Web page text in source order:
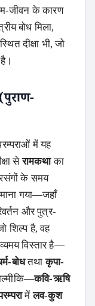
जीवन के कारण
बोध मिला,
दीक्षा भी, जो
में यह
सेरामकथाका
के समय
गया—जहाँ
और पुत्र-
शिल्प है, वह
विस्तार है—
बोधतथाकृपा-
कवि-ऋषि
मेंलव-कुश